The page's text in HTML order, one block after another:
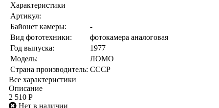
Характеристики
Артикул:
Байонет камеры:
-
Вид фототехники:
фотокамера аналоговая
Год выпуска:
1977
Модель:
ЛОМО
Страна производитель: СССР
Все характеристики
Описание
2 510 Р
Нет в наличии